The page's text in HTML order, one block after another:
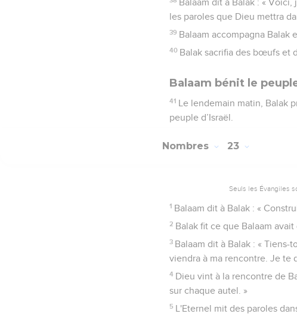
Balaam dit à Balak : «
les paroles que Dieu mettra
39 Balaam accompagna Balak
40 Balak sacrifia des bœufs et
Balaam bénit le
41 Le lendemain matin, Balak
peuple d’Israël.
Nombres 23
Seuls les Évangiles
1 Balaam dit à Balak : «
2 Balak fit ce que Balaam
3 Balaam dit à Balak : «
viendra à ma rencontre. Je te
4 Dieu vint à la rencontre de
sur chaque autel. »
5 L'Eternel mit des paroles